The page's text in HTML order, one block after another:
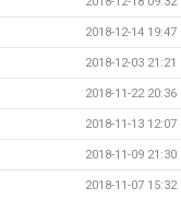
2018-12-14 19:47
2018-12-03 21:21
2018-11-22 20:36
2018-11-13 12:07
2018-11-09 21:30
2018-11-07 15:32